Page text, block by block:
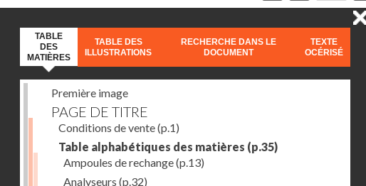
TABLE
DES
MATIÈRES
TABLE DES
ILLUSTRATIONS
RECHERCHE DANS LE
DOCUMENT
TEXTE
OCÉRISÉ
Première image
PAGE DE TITRE
Conditions de vente(p.1)
Table alphabétiques des matières (p.35)
Ampoules de rechange(p.13)
Analyseurs (p.32)